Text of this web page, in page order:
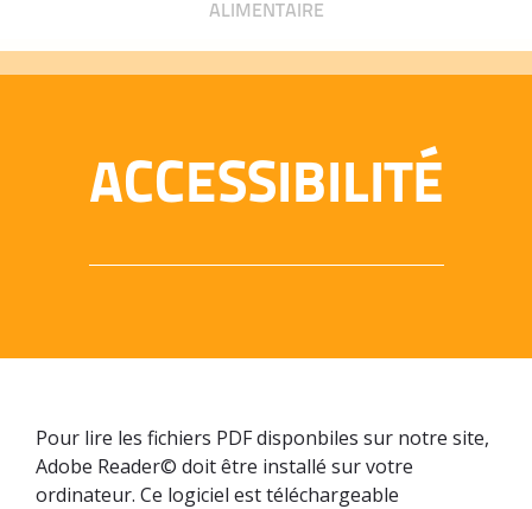
ALIMENTAIRE
ACCESSIBILITÉ
Pour lire les fichiers PDF disponbiles sur notre site,
Adobe Reader© doit être installé sur votre
ordinateur. Ce logiciel est téléchargeable